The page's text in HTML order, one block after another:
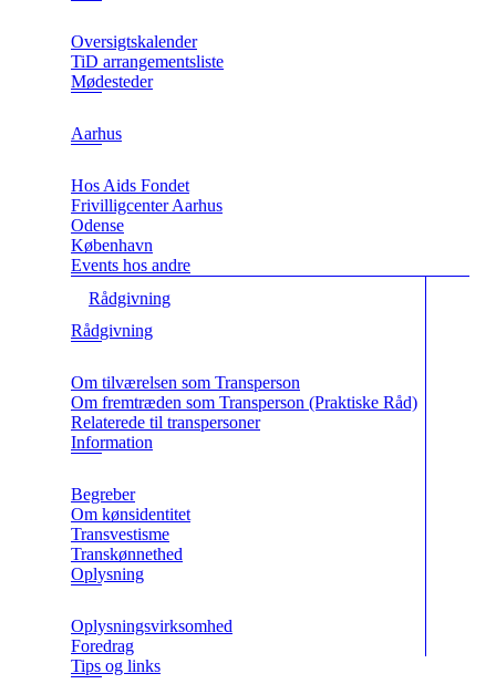
Oversigtskalender
TiD arrangementsliste
Mødesteder
Aarhus
Hos Aids Fondet
Frivilligcenter Aarhus
Odense
København
Events hos andre
Rådgivning
Rådgivning
Om tilværelsen som Transperson
Om fremtræden som Transperson (Praktiske Råd)
Relaterede til transpersoner
Information
Begreber
Om kønsidentitet
Transvestisme
Transkønnethed
Oplysning
Oplysningsvirksomhed
Foredrag
Tips og links